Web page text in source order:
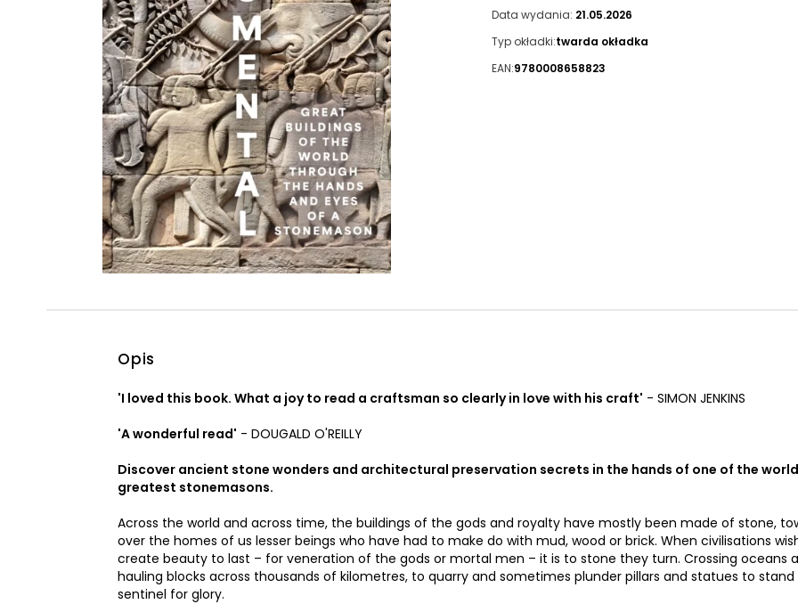
Data wydania: 21.05.2026
Typ okładki:twarda okładka
EAN:9780008658823
Opis
'I loved this book. What a joy to read a craftsman so clearly in love with his craft' - SIMON JENKINS
'A wonderful read' - DOUGALD O'REILLY
Discover ancient stone wonders and architectural preservation secrets in the hands of one of the
greatest stonemasons.
Across the world and across time, the buildings of the gods and royalty have mostly been made of stone,
over the homes of us lesser beings who have had to make do with mud, wood or brick. When civilisations
create beauty to last – for veneration of the gods or mortal men – it is to stone they turn. Crossing oceans
hauling blocks across thousands of kilometres, to quarry and sometimes plunder pillars and statues to stand
sentinel for glory.
Powiększony kursor
Pomoc w czytaniu
Podkreślenie linków